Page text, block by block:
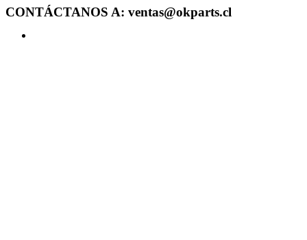
CONTÁCTANOS A: ventas@okparts.cl